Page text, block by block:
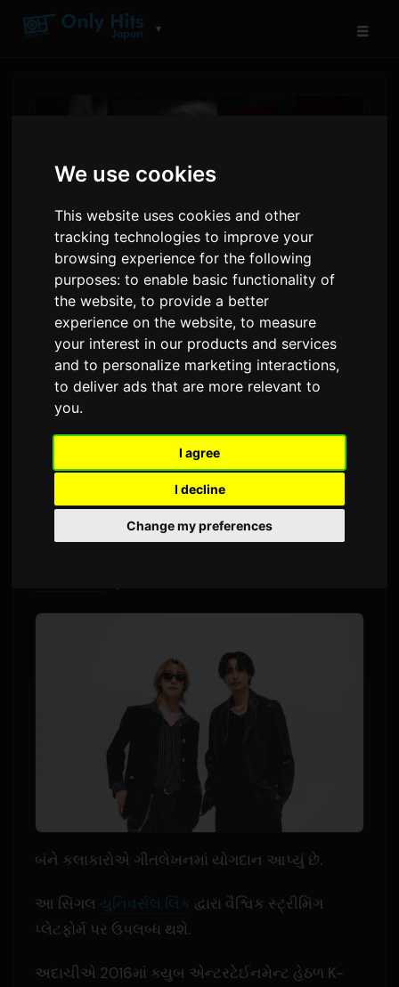
We use cookies
This website uses cookies and other
tracking technologies to improve your
browsing experience for the following
purposes:to enable basic functionality of
the website,to provide a better
experience on the website,to measure
your interest in our products and services
and to personalize marketing interactions,
to deliver ads that are more relevant to
you.
I agree
I decline
Change my preferences
▼ ☰
યુટો અદાચી નવા સિંગલ 'Hate to
LOVE YOU' માટે Aile The Shota
સાથે જોડાયા
દ્વારા
જાપાનમાં સ્થિત થયેલા અગાઉનાPENTAGONસભ્ય
યુટો અદાચી 10 જૂને નવો સિંગલ રિલીઝ કરશે. 'Hate
બંને કલાકારોએ ગીતલેખનમાં યોગદાન આપ્યું છે.
આ સિંગલ યુનિવર્સલ લિંક દ્વારા વૈશ્વિક સ્ટ્રીમિંગ
પ્લેટફોર્મ પર ઉપલબ્ધ થશે.
અદાચીએ 2016માં ક્યુબ એન્ટરટેઈનમેન્ટ હેઠળ K-